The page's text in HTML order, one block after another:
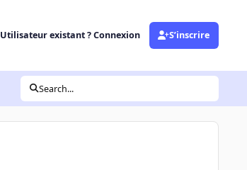
Utilisateur existant ? Connexion S’inscrire
Search...